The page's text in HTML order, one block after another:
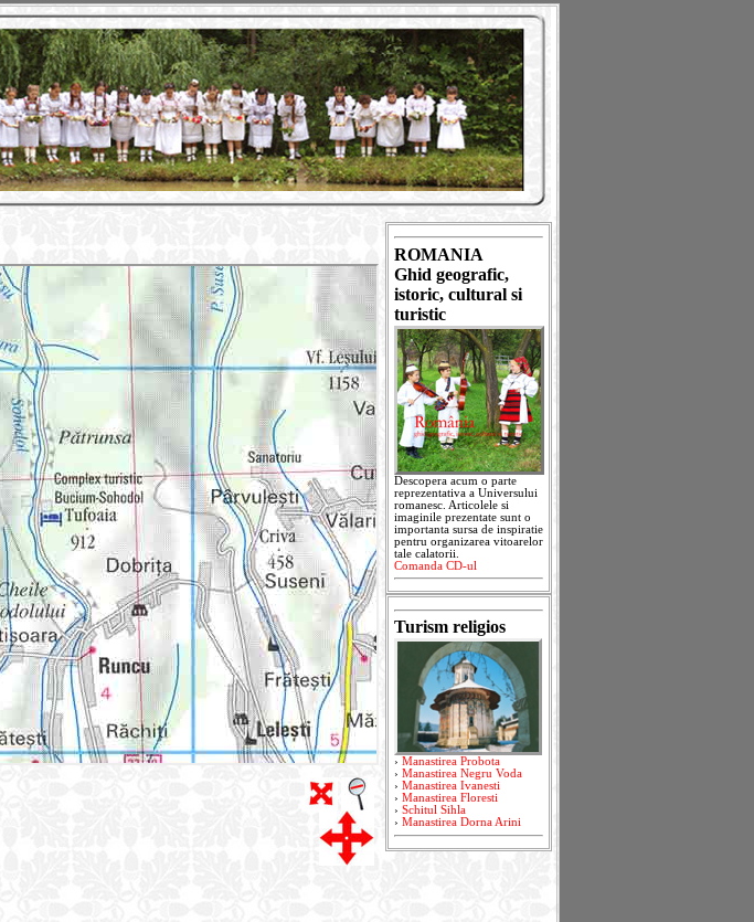
ROMANIA
Ghid geografic,
istoric, cultural si
turistic
Descopera acum o parte
reprezentativa a Universului
romanesc. Articolele si
imaginile prezentate sunt o
importanta sursa de inspiratie
pentru organizarea vitoarelor
tale calatorii.
Comanda CD-ul
Turism religios
› Manastirea Probota
› Manastirea Negru Voda
› Manastirea Ivanesti
› Manastirea Floresti
› Schitul Sihla
› Manastirea Dorna Arini